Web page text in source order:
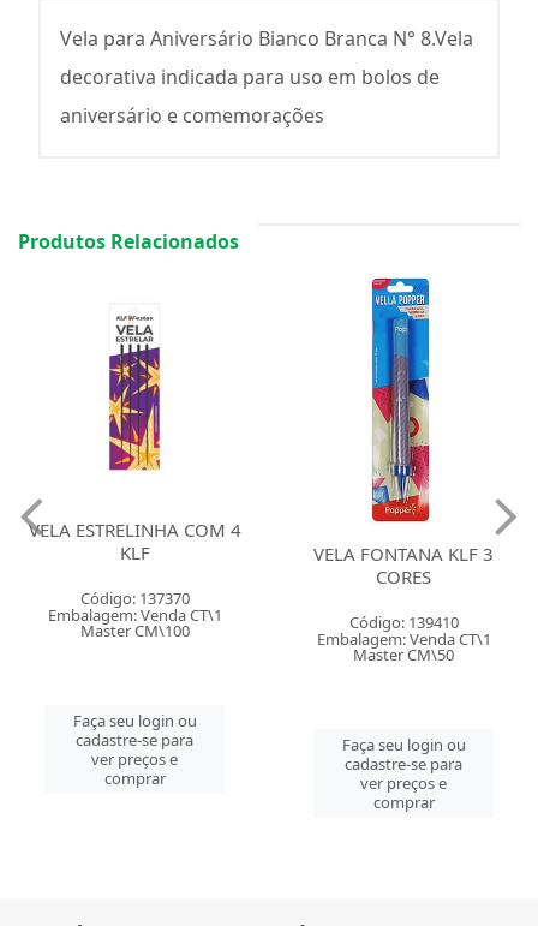
Vela para Aniversário Bianco Branca N° 8.Vela
decorativa indicada para uso em bolos de
aniversário e comemorações
Produtos Relacionados
VELA ESTRELINHA COM 4
KLF
Código: 137370
Embalagem: Venda CT\1
Master CM\100
Faça seu login ou
cadastre-se para
ver preços e
comprar
VELA FONTANA KLF 3
CORES
Código: 139410
Embalagem: Venda CT\1
Master CM\50
Faça seu login ou
cadastre-se para
ver preços e
comprar